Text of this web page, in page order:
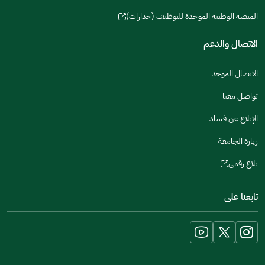
window)
new
new
window)
المنصة الوطنية الموحدة للتوظيف (جدارات)
window)
الاتصال والدعم
الاتصال الموحد
تواصل معنا
الإبلاغ عن فساد
زيارة الجامعة
بلاغ رقمي
(opens
new
window)
تابعنا على